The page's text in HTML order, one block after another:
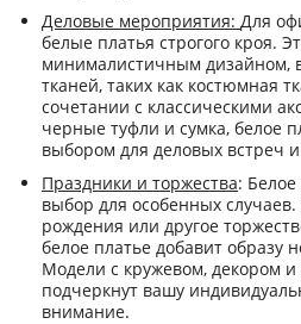
Деловые мероприятия: Для
белые платья строгого кроя.
минималистичным дизайном,
тканей, таких как костюмная
сочетании с классическими
черные туфли и сумка, белое
выбором для деловых встреч
Праздники и торжества:
выбор для особенных случаев.
рождения или другое
белое платье добавит образу
Модели с кружевом, декором
подчеркнут вашу
внимание.